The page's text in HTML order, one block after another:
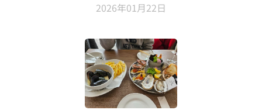
2026年01月22日